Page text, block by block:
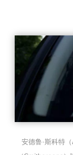
安德鲁·斯科特